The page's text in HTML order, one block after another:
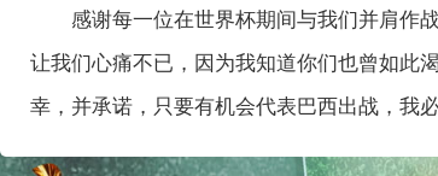
感谢每一位在世界杯期间与我们并肩作
让我们心痛不已，因为我知道你们也曾如此
幸，并承诺，只要有机会代表巴西出战，我